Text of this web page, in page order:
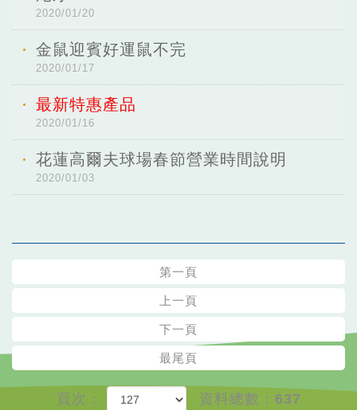
2020/01/20
金鼠迎賓好運鼠不完
2020/01/17
最新特惠產品
2020/01/16
花蓮高爾夫球場春節營業時間說明
2020/01/03
第一頁
上一頁
下一頁
最尾頁
頁次： 資料總數：637